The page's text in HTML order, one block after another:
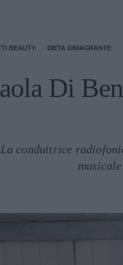
BEAUTY DIETA DIMAGRANTE
Di
La conduttrice